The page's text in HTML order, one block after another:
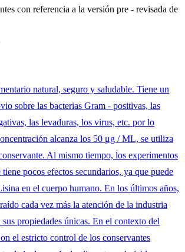
con referencia a la versión pre - revisada de
natural, seguro y saludable. Tiene un
sobre las bacterias Gram - positivas, las
las levaduras, los virus, etc. por lo
alcanza los 50 μg / ML, se utiliza
Al mismo tiempo, los experimentos
pocos efectos secundarios, ya que puede
en el cuerpo humano. En los últimos años,
cada vez más la atención de la industria
propiedades únicas. En el contexto del
el estricto control de los conservantes